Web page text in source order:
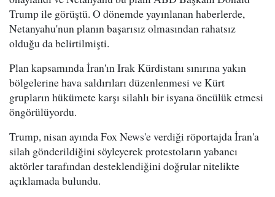
Trump ile görüştü. O dönemde yayınlanan haberlerde,
Netanyahu'nun planın başarısız olmasından rahatsız
olduğu da belirtilmişti.
Plan kapsamında İran'ın Irak Kürdistanı sınırına yakın
bölgelerine hava saldırıları düzenlenmesi ve Kürt
grupların hükümete karşı silahlı bir isyana öncülük etmesi
öngörülüyordu.
Trump, nisan ayında Fox News'e verdiği röportajda İran'a
silah gönderildiğini söyleyerek protestoların yabancı
aktörler tarafından desteklendiğini doğrular nitelikte
açıklamada bulundu.